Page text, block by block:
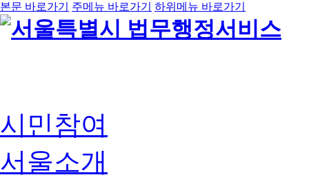
본문 바로가기 주메뉴 바로가기 하위메뉴 바로가기
시민참여
서울소개